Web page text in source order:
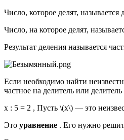
Число, которое делят, называется
Число, на которое делят,
Результат деления называется
Если необходимо найти
частное на делитель или
x : 5 = 2 , Пусть \(x\) — это
Это уравнение . Его нужно